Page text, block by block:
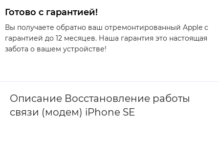
Готово с гарантией!
Вы получаете обратно ваш отремонтированный Apple с
гарантией до 12 месяцев. Наша гарантия это настоящая
забота о вашем устройстве!
Описание Восстановление работы
связи (модем) iPhone SE